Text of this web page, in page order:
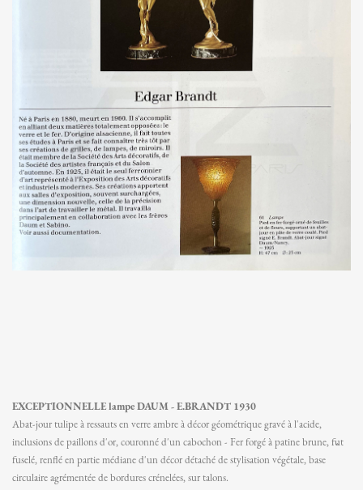
EXCEPTIONNELLE lampe DAUM - E.BRANDT 1930
Abat-jour tulipe à ressauts en verre ambre à décor géométrique gravé à l'acide,
inclusions de paillons d'or, couronné d'un cabochon - Fer forgé à patine brune, fût
fuselé, renflé en partie médiane d'un décor détaché de stylisation végétale, base
circulaire agrémentée de bordures crénelées, sur talons.